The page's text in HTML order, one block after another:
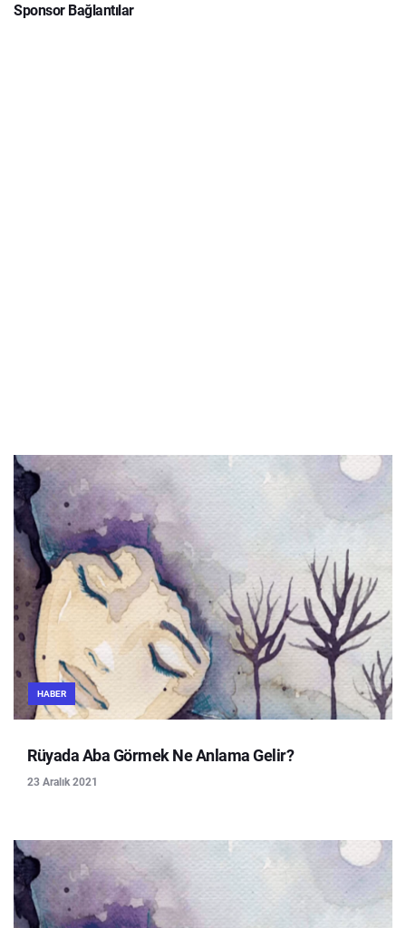
Sponsor Bağlantılar
HABER
Rüyada Aba Görmek Ne Anlama Gelir?
23 Aralık 2021